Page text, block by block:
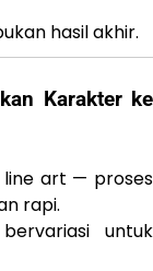
hasil akhir.
Karakter ke
line art — proses
rapi.
untuk